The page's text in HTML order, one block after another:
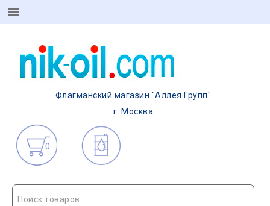
Флагманский магазин "Аллея Групп"
г. Москва
0
Поиск товаров